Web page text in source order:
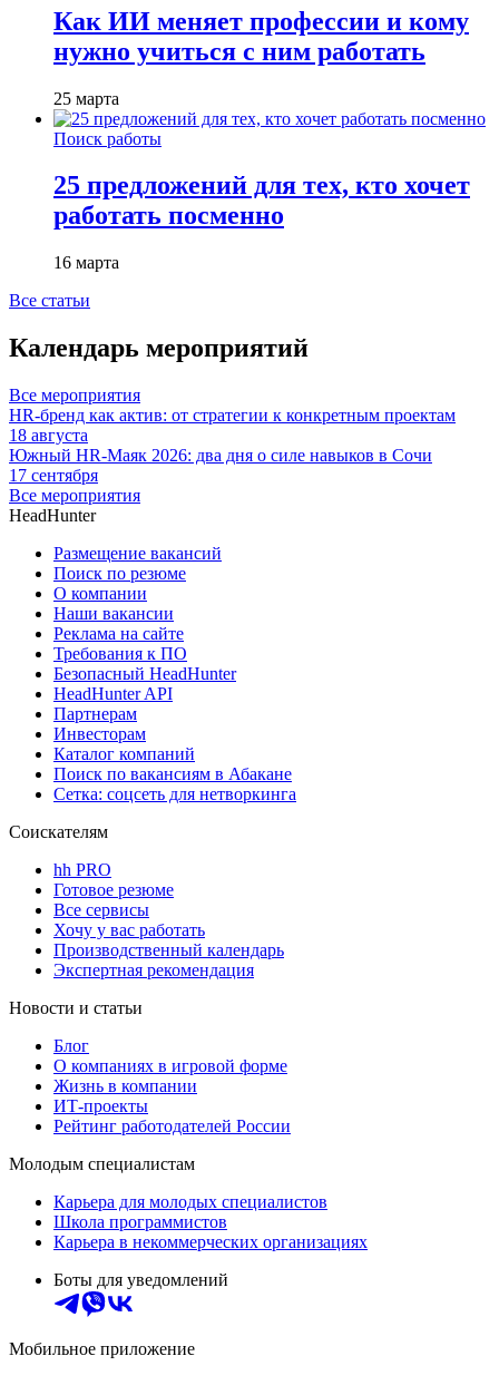
Как ИИ меняет профессии и кому
нужно учиться с ним работать
25 марта
Поиск работы
25 предложений для тех, кто хочет
работать посменно
16 марта
Все статьи
Календарь мероприятий
Все мероприятия
HR-бренд как актив: от стратегии к конкретным проектам
18 августа
Южный HR-Маяк 2026: два дня о силе навыков в Сочи
17 сентября
Все мероприятия
HeadHunter
Размещение вакансий
Поиск по резюме
О компании
Наши вакансии
Реклама на сайте
Требования к ПО
Безопасный HeadHunter
HeadHunter API
Партнерам
Инвесторам
Каталог компаний
Поиск по вакансиям в Абакане
Сетка: соцсеть для нетворкинга
Соискателям
hh PRO
Готовое резюме
Все сервисы
Хочу у вас работать
Производственный календарь
Экспертная рекомендация
Новости и статьи
Блог
О компаниях в игровой форме
Жизнь в компании
ИТ-проекты
Рейтинг работодателей России
Молодым специалистам
Карьера для молодых специалистов
Школа программистов
Карьера в некоммерческих организациях
Боты для уведомлений
Мобильное приложение